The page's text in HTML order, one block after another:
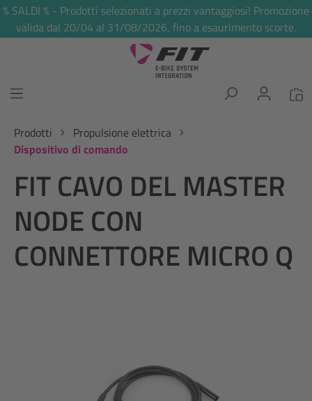
principale
% SALDI % - Prodotti selezionati a prezzi vantaggiosi! Promozione
valida dal 20/04 al 31/08/2026, fino a esaurimento scorte.
Prodotti
Propulsione elettrica
Dispositivo di comando
FIT CAVO DEL MASTER
NODE CON
CONNETTORE MICRO Q